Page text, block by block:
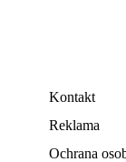
Kontakt
Reklama
Ochrana